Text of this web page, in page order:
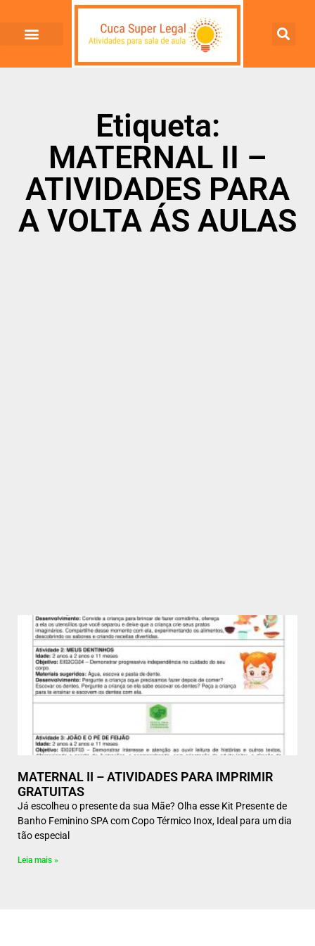
Etiqueta:
MATERNAL II –
ATIVIDADES PARA
A VOLTA ÁS AULAS
MATERNAL II – ATIVIDADES PARA IMPRIMIR
GRATUITAS
Já escolheu o presente da sua Mãe? Olha esse Kit Presente de
Banho Feminino SPA com Copo Térmico Inox, Ideal para um dia
tão especial
Leia mais »